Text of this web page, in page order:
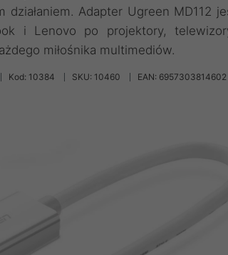
działaniem. Adapter Ugreen MD112
i Lenovo po projektory,
miłośnika multimediów.
Kod: 10384 SKU: 10460 EAN: 6957303814602